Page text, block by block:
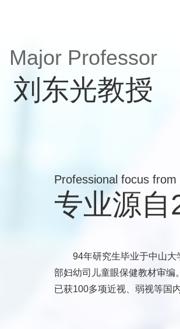
Major Professor
刘东光教授
Professional focus
专业源自
94年研究生毕业于中山
部妇幼司儿童眼保健教材审编
已获100多项近视、弱视等国